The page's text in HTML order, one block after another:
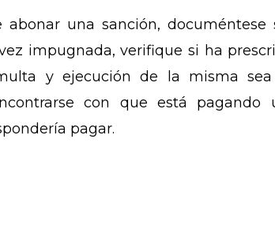
abonar una sanción,
impugnada, verifique si ha
y ejecución de la misma
con que está pagando
pagar.